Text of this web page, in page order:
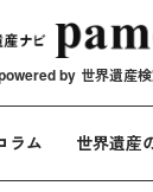
メ
by 世界遺産
ラム 世界遺産